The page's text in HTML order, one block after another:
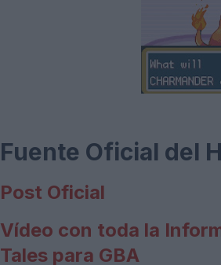
Fuente Oficial del
Post Oficial
Vídeo con toda la
Tales para GBA